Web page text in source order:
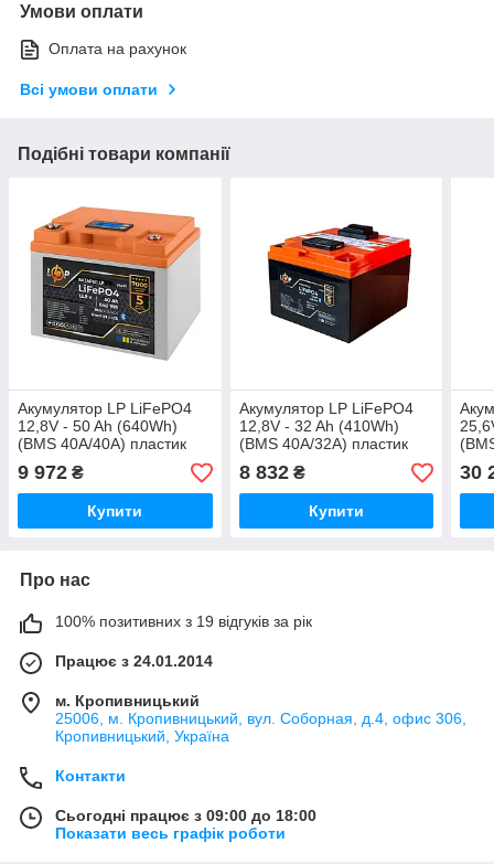
Умови оплати
Оплата на рахунок
Всі умови оплати
Подібні товари компанії
Акумулятор LP LiFePO4
12,8V - 50 Ah (640Wh)
(BMS 40A/40А) пластик
LCD Smart BT
9 972 ₴
Купити
Акумулятор LP LiFePO4
12,8V - 32 Ah (410Wh)
(BMS 40А/32A) пластик
LCD USB Smart BT
8 832₴
Купити
30
Про нас
100% позитивних з 19 відгуків за рік
Працює з 24.01.2014
м. Кропивницький
25006, м. Кропивницький, вул. Соборная, д.4, офис 306,
Кропивницький, Україна
Контакти
Сьогодні працює з 09:00 до 18:00
Показати весь графік роботи